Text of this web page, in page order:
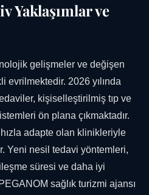
Yaklaşımlar ve
gelişmeler ve değişen
evrilmektedir. 2026 yılında
kişiselleştirilmiş tıp ve
ön plana çıkmaktadır.
adapte olan klinikleriyle
Yeni nesil tedavi yöntemleri,
süresi ve daha iyi
sağlık turizmi ajansı